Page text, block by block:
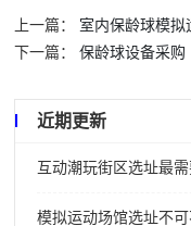
上一篇：
室内保龄球模拟
下一篇：
保龄球设备采购
近期更新
互动潮玩街区选址最
模拟运动场馆选址不